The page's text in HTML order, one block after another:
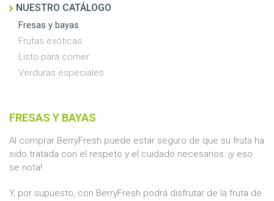
NUESTRO CATÁLOGO
Fresas y bayas
Frutas exóticas
Listo para comer
Verduras especiales
FRESAS Y BAYAS
Al comprar BerryFresh puede estar seguro de que su fruta ha
sido tratada con el respeto y el cuidado necesarios: ¡y eso
se nota!
Y, por supuesto, con BerryFresh podrá disfrutar de la fruta de